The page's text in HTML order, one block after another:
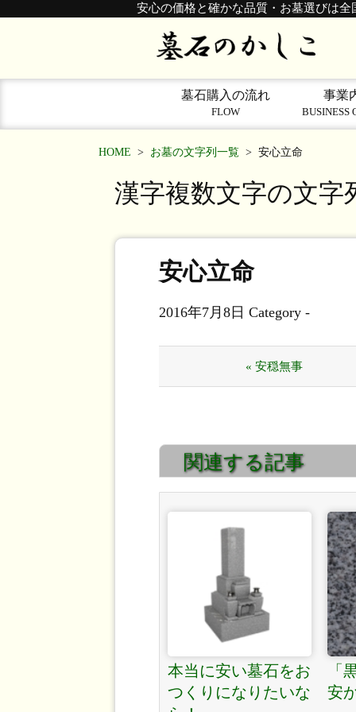
安心の価格と確かな品質・お墓選びは
墓石購入の流れ
FLOW
事業
BUSINESS
HOME > お墓の文字列一覧 > 安心立命
漢字複数文字の文字
安心立命
2016年7月8日 Category -
« 安穏無事
関連する記事
本当に安い墓石をお
つくりになりたいな
「
安